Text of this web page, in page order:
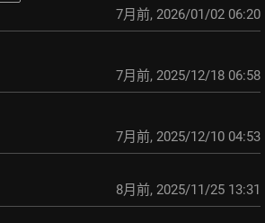
7月前, 2026/01/02 06:20
7月前, 2025/12/18 06:58
7月前, 2025/12/10 04:53
8月前, 2025/11/25 13:31